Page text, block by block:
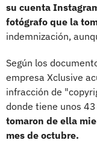
su cuenta
fotógrafo que la
indemnización,
Según los
empresa Xclusive
infracción de
donde tiene unos
tomaron de ella
mes de octubre.